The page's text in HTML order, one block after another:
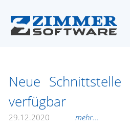
Neue
verfügbar
29.12.2020 mehr...